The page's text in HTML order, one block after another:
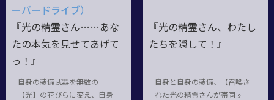
ーバードライブ）
『光の精霊さん……あな
たの本気を見せてあげて
っ！』
自身の装備武器を無数の
【光】の花びらに変え、自身
『光の精霊さん、わたし
たちを隠して！』
自身と自身の装備、【召喚さ
れた光の精霊さんが帯同す